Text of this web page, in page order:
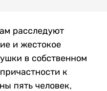
расследуют
и жестокое
в собственном
к
пять человек,